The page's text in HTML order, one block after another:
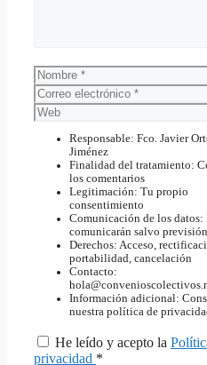
Nombre
Correo
electrónico
Web
Responsable: Fco. Javier
Jiménez
Finalidad del tratamiento:
los comentarios
Legitimación: Tu propio
consentimiento
Comunicación de los datos:
comunicarán salvo
Derechos: Acceso,
portabilidad, cancelación
Contacto:
Información adicional:
nuestra política de
He leído y acepto la
privacidad *